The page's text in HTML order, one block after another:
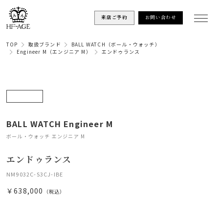
来店ご予約 お問い合わせ
TOP 取扱ブランド
BALL WATCH（ボール・ウォッチ）
Engineer M（エンジニア M）
エンドゥランス
BALL WATCH Engineer M
ボール・ウォッチ エンジニア M
エンドゥランス
NM9032C-S3CJ-IBE
￥638,000 （税込）